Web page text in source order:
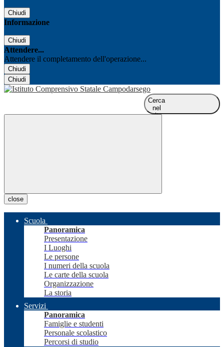
Chiudi
Informazione
Chiudi
Attendere...
Attendere il completamento dell'operazione...
Chiudi
Chiudi
Cerca
nel
sito
close
Scuola
Panoramica
Presentazione
I Luoghi
Le persone
I numeri della scuola
Le carte della scuola
Organizzazione
La storia
Servizi
Panoramica
Famiglie e studenti
Personale scolastico
Percorsi di studio